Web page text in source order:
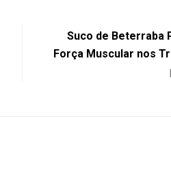
Suco de Beterraba
Força Muscular nos